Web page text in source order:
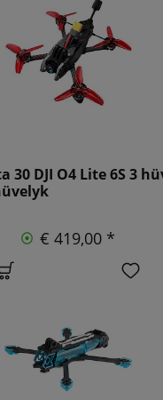
30 DJI O4 Lite 6S 3
€ 419,00 *